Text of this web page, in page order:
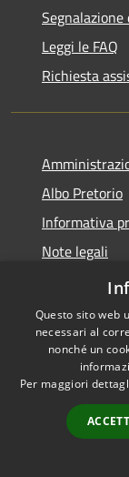
Leggi le FAQ
Richiesta
Albo Pretorio
Informativa
Note legali
Accessibilità
Questo sito web
necessari al
nonché un
Per maggiori